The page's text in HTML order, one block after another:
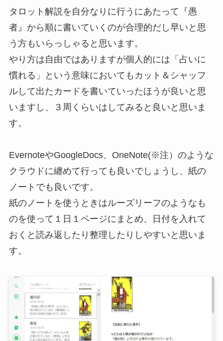
タロット解説を自分なりに行うにあたって『愚
者』から順に書いていくのが合理的だし早いと思
う方もいらっしゃると思います。
やり方は自由ではありますが個人的には「占いに
慣れる」という意味においてもカット＆シャッフ
ルして出たカードを書いていったほうが良いと思
いますし、３周くらいはしてみると良いと思いま
す。
EvernoteやGoogleDocs、OneNote(※注）のような
クラウドに纏めて行っても良いでしょうし、紙の
ノートでも良いです。
紙のノートを使うときはルーズリーフのようなも
のを使って１日１ページにまとめ、日付を入れて
おくと読み返したり整理したりしやすいと思いま
す。